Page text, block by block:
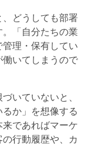
どうしても部署
「自分たちの業
理・保有してい
いてしまうので
いていないと、
るか」を想像する
であればマーケ
行動履歴や、カ